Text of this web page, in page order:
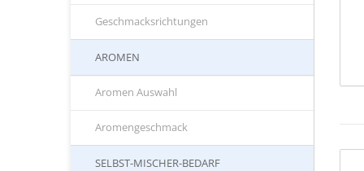
Geschmacksrichtungen
AROMEN
Aromen Auswahl
Aromengeschmack
SELBST-MISCHER-BEDARF